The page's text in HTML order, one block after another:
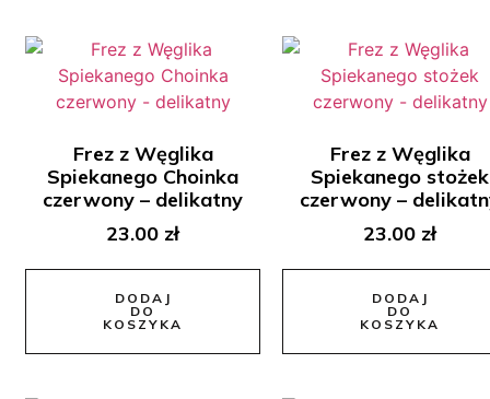
Frez z Węglika
Spiekanego Choinka
czerwony – delikatny
23.00 zł
DODAJ
DO
KOSZYKA
Frez z Węglika
Spiekanego stożek
czerwony –
23.00 zł
DODAJ
DO
KOSZYKA